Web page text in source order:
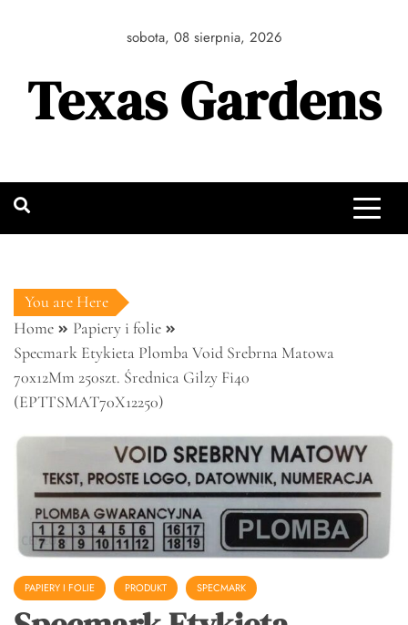
sobota, 08 sierpnia, 2026
Texas Gardens
You are Here
Home
Papiery i folie
Specmark Etykieta Plomba Void Srebrna Matowa
70x12Mm 250szt. Średnica Gilzy Fi40
(EPTTSMAT70X12250)
PAPIERY I FOLIE PRODUKT SPECMARK